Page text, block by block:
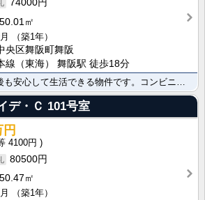
74000円
50.01㎡
（築1年）
央区舞阪町舞阪
線（東海） 舞阪駅 徒歩18分
デ・Ｃ 101号室
4100円
80500円
50.47㎡
（築1年）